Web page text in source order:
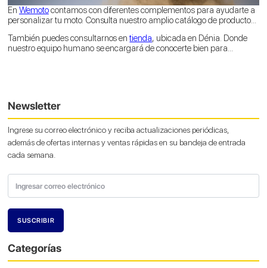
En Wemotocontamos con diferentes complementos para ayudarte a
personalizar tu moto. Consulta nuestro amplio catálogo de productos
También puedes consultarnos entienda, ubicada en Dénia. Donde
nuestro equipo humano se encargará de conocerte bien para
Newsletter
Ingrese su correo electrónico y reciba actualizaciones periódicas,
además de ofertas internas y ventas rápidas en su bandeja de entrada
cada semana.
Categorías